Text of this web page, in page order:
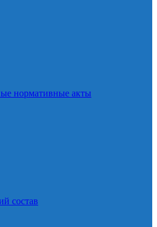
нормативные акты
состав